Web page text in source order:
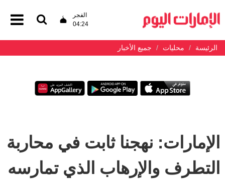
الفجر
04:24
الرئيسة محليات جميع الأخبار
الإمارات: نهجنا ثابت في محاربة
التطرف والإرهاب الذي تمارسه